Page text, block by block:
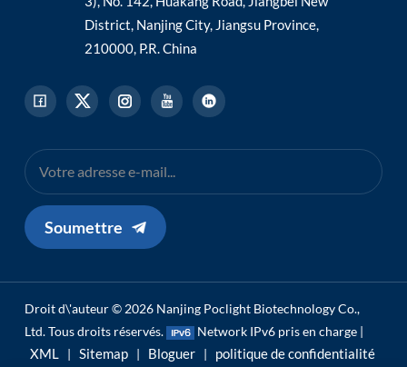
District, Nanjing City, Jiangsu Province,
210000, P.R. China
Soumettre
Droit d\'auteur © 2026 Nanjing Poclight Biotechnology Co.,
Ltd. Tous droits réservés.
Network IPv6 pris en charge |
XML | Sitemap | Bloguer | politique de confidentialité